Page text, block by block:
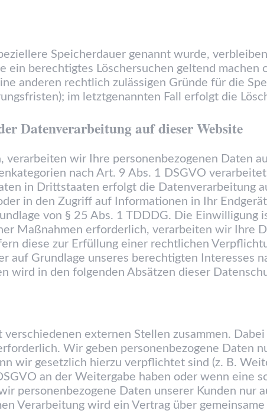
Speicherdauer genannt wurde,
berechtigtes Löschersuchen geltend
anderen rechtlich zulässigen Gründe für die
im letztgenannten Fall erfolgt die
Datenverarbeitung auf dieser Website
wir Ihre personenbezogenen Daten
nach Art. 9 Abs. 1 DSGVO
in Drittstaaten erfolgt die Datenverarbeitung
in den Zugriff auf Informationen in Ihr
von § 25 Abs. 1 TDDDG. Die
Maßnahmen erforderlich, verarbeiten wir Ihre
diese zur Erfüllung einer rechtlichen
auf Grundlage unseres berechtigten Interesses
wird in den folgenden Absätzen dieser
externen Stellen zusammen.
Wir geben personenbezogene Daten
wir gesetzlich hierzu verpflichtet sind (z. B.
an der Weitergabe haben oder wenn eine
personenbezogene Daten unserer Kunden nur
Verarbeitung wird ein Vertrag über